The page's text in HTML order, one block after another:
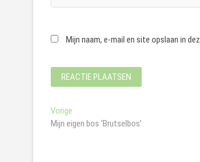
Mijn naam, e-mail en site opslaan in
Bericht
navigatie
Vorige
bericht:
Mijn eigen bos ‘Brutselbos’